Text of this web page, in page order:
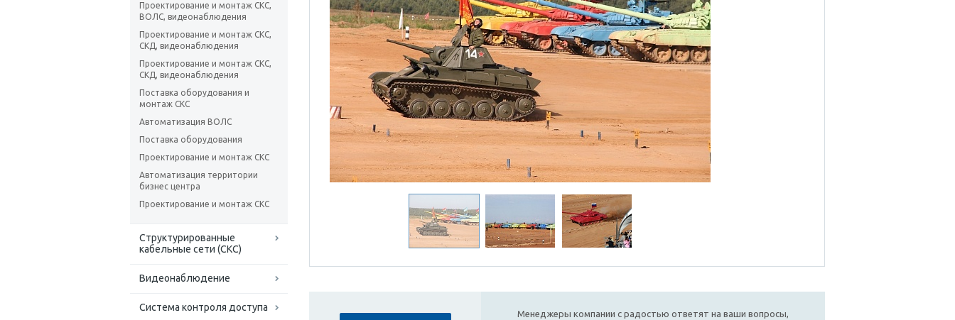
Проектирование и монтаж СКС,
ВОЛС, видеонаблюдения
Проектирование и монтаж СКС,
СКД, видеонаблюдения
Проектирование и монтаж СКС,
СКД, видеонаблюдения
Поставка оборудования и
монтаж СКС
Автоматизация ВОЛС
Поставка оборудования
Проектирование и монтаж СКС
Автоматизация территории
бизнес центра
Проектирование и монтаж СКС
Структурированные
кабельные сети (СКС)
Видеонаблюдение
Система контроля доступа
Менеджеры компании с радостью ответят на ваши вопросы,